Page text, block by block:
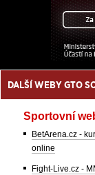
DALŠÍ WEBY GTO
Sportovní
BetArena.cz -
online
Fight-Live.cz -